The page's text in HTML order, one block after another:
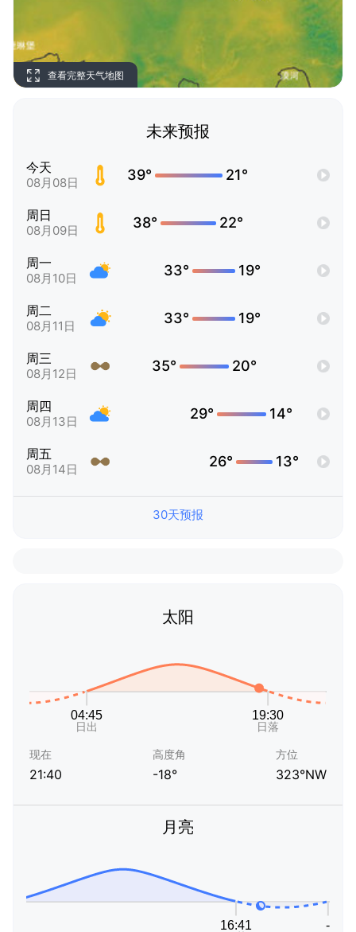
查看完整天气地图
未来预报
今天
08月08日 39° 21°
周日
08月09日 38° 22°
周一
08月10日 33° 19°
周二
08月11日 33° 19°
周三
08月12日 35° 20°
周四
08月13日 29° 14°
周五
08月14日 26° 13°
30天预报
太阳
现在
21:40
高度角
-18°
方位
323°NW
月亮